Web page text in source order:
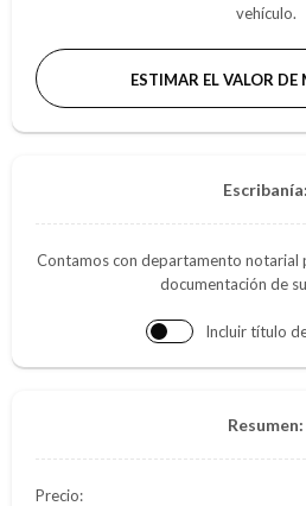
vehículo.
ESTIMAR EL VALOR DE
Escribanía:
Contamos con departamento notarial
documentación de
Incluir título
Resumen:
Precio: